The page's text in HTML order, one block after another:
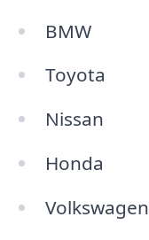
BMW
Toyota
Nissan
Honda
Volkswagen